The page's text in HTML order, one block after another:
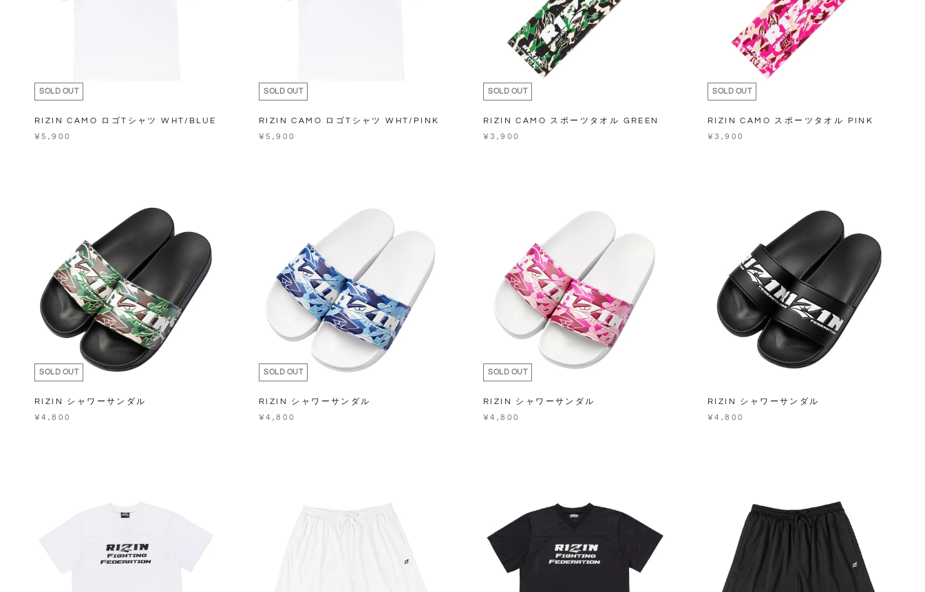
SOLD OUT
RIZIN CAMO ロゴTシャツ WHT/BLUE
¥5,900
SOLD OUT
RIZIN CAMO ロゴTシャツ WHT/PINK
¥5,900
SOLD OUT
RIZIN CAMO スポーツタオル GREEN
¥3,900
SOLD OUT
RIZIN CAMO スポーツタオル PINK
¥3,900
SOLD OUT
RIZIN シャワーサンダル
¥4,800
SOLD OUT
RIZIN シャワーサンダル
¥4,800
SOLD OUT
RIZIN シャワーサンダル
¥4,800
RIZIN シャワーサンダル
¥4,800